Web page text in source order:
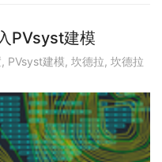
PVsyst建模
, PVsyst建模, 坎德拉, 坎德拉